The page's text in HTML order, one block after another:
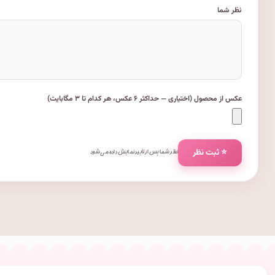
نظر شما
عکس از محصول (اختیاری — حداکثر ۶ عکس، هر کدام تا ۳ مگابایت)
⭐ ثبت نظر نظر شما پس از تأیید نمایش داده می‌شود.